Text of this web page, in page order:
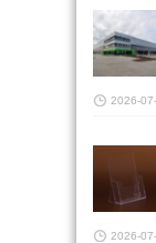
2026-
2026-